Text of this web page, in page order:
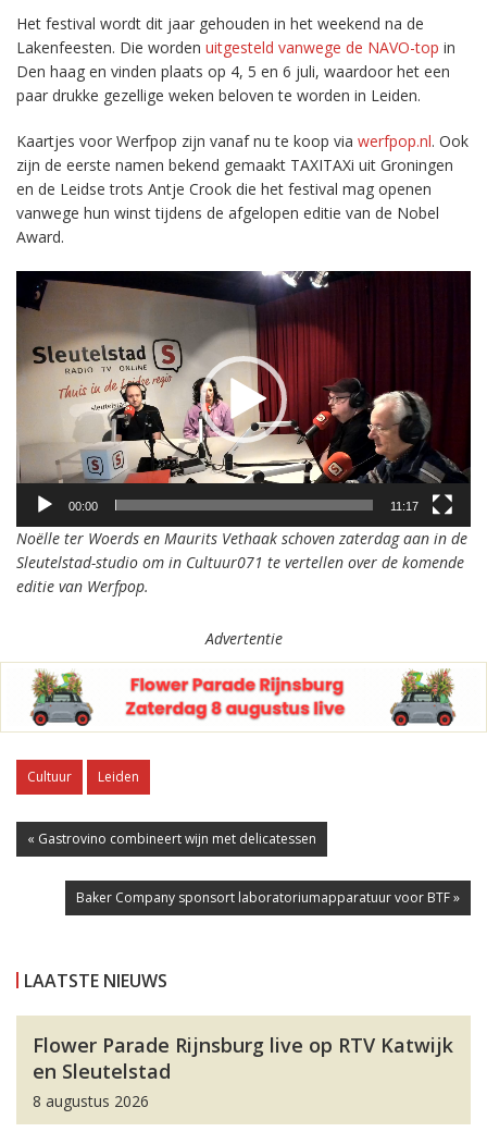
Het festival wordt dit jaar gehouden in het weekend na de
Lakenfeesten. Die worden uitgesteld vanwege de NAVO-top in
Den haag en vinden plaats op 4, 5 en 6 juli, waardoor het een
paar drukke gezellige weken beloven te worden in Leiden.
Kaartjes voor Werfpop zijn vanaf nu te koop via werfpop.nl. Ook
zijn de eerste namen bekend gemaakt TAXITAXi uit Groningen
en de Leidse trots Antje Crook die het festival mag openen
vanwege hun winst tijdens de afgelopen editie van de Nobel
Award.
Videospeler
00:00 11:17
Noëlle ter Woerds en Maurits Vethaak schoven zaterdag aan in de
Sleutelstad-studio om in Cultuur071 te vertellen over de komende
editie van Werfpop.
Advertentie
Cultuur Leiden
« Gastrovino combineert wijn met delicatessen
Baker Company sponsort laboratoriumapparatuur voor BTF »
LAATSTE NIEUWS
Flower Parade Rijnsburg live op RTV Katwijk
en Sleutelstad
8 augustus 2026